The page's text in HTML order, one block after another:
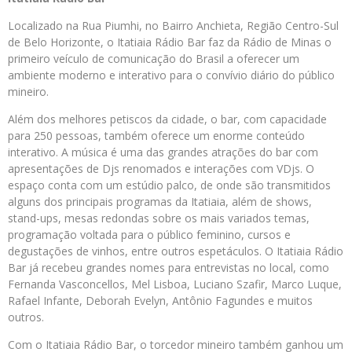
Localizado na Rua Piumhi, no Bairro Anchieta, Região Centro-Sul
de Belo Horizonte, o Itatiaia Rádio Bar faz da Rádio de Minas o
primeiro veículo de comunicação do Brasil a oferecer um
ambiente moderno e interativo para o convívio diário do público
mineiro.
Além dos melhores petiscos da cidade, o bar, com capacidade
para 250 pessoas, também oferece um enorme conteúdo
interativo. A música é uma das grandes atrações do bar com
apresentações de Djs renomados e interações com VDjs. O
espaço conta com um estúdio palco, de onde são transmitidos
alguns dos principais programas da Itatiaia, além de shows,
stand-ups, mesas redondas sobre os mais variados temas,
programação voltada para o público feminino, cursos e
degustações de vinhos, entre outros espetáculos. O Itatiaia Rádio
Bar já recebeu grandes nomes para entrevistas no local, como
Fernanda Vasconcellos, Mel Lisboa, Luciano Szafir, Marco Luque,
Rafael Infante, Deborah Evelyn, Antônio Fagundes e muitos
outros.
Com o Itatiaia Rádio Bar, o torcedor mineiro também ganhou um